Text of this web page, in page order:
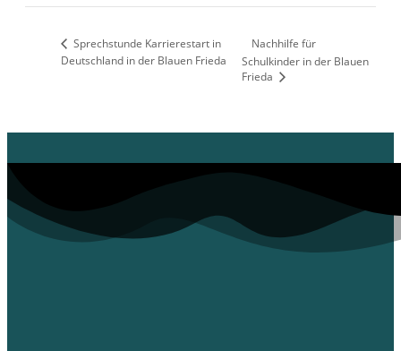
Sprechstunde Karrierestart in
Deutschland in der Blauen Frieda
Nachhilfe für
Schulkinder in der Blauen
Frieda